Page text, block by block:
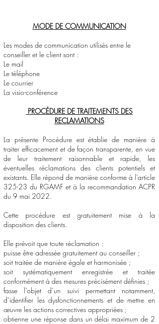
MODE DE COMMUNICATION
Les modes de communication utilisés entre le
conseiller et le client sont :
Le mail
Le téléphone
Le courrier
La visio-conférence
PROCÉDURE DE TRAITEMENTS DES
RECLAMATIONS
La présente Procédure est établie de manière à
traiter efficacement et de façon transparente, en vue
de leur traitement raisonnable et rapide, les
éventuelles réclamations des clients potentiels et
existants. Elle répond de manière conforme à l’article
325-23 du RGAMF et à la recommandation ACPR
du 9 mai 2022.
Cette procédure est gratuitement mise à la
disposition des clients.
Elle prévoit que toute réclamation :
puisse être adressée gratuitement au conseiller ;
soit traitée de manière égale et harmonisée ;
soit systématiquement enregistrée et traitée
conformément à des mesures précisément définies ;
fasse l’objet d’un suivi permettant notamment,
d’identifier les dysfonctionnements et de mettre en
œuvre les actions correctives appropriées ;
obtienne une réponse dans un délai maximum de 2